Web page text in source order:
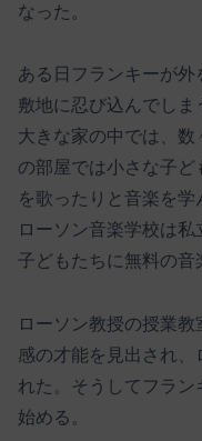
なった。
ある日フランキーが
敷地に忍び込んでしま
大きな家の中では、
の部屋では小さな子
を歌ったりと音楽を学
ローソン音楽学校は
子どもたちに無料の音
ローソン教授の授業
感の才能を見出され、
れた。そうしてフラ
始める。